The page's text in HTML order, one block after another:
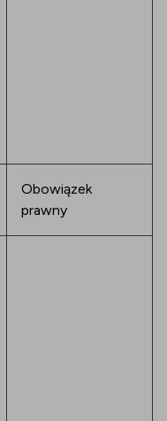
Obowiązek
prawny